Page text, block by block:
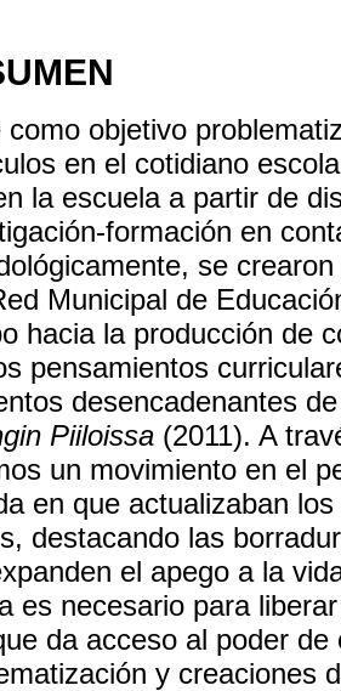
como objetivo
en el cotidiano
la escuela a partir de
formación en
se
Municipal de
hacia la producción de
pensamientos
desencadenantes
Piiloissa (2011). A
un movimiento en el
en que actualizaban
destacando las
el apego a la
es necesario para
da acceso al poder
y creaciones